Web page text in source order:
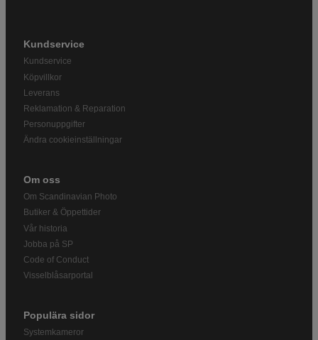
Kundservice
Kundservice
Köpvillkor
Leverans
Reklamation & Reparation
Personuppgifter
Ändra cookieinställningar
Om oss
Om Scandinavian Photo
Butiker & Öppettider
Vår historia
Jobba på SP
Code of Conduct
Visselblåsarportal
Populära sidor
Systemkameror